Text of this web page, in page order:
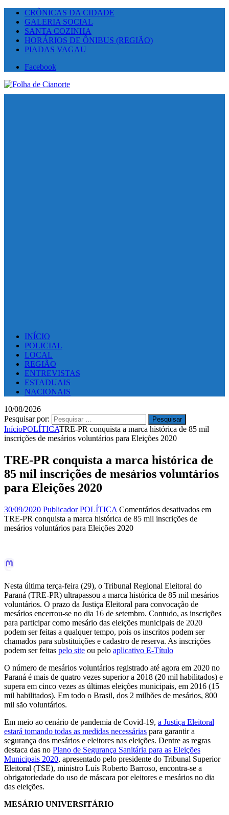
CRÔNICAS DA CIDADE
GALERIA SOCIAL
SANTA COZINHA
HORÁRIOS DE ÔNIBUS (REGIÃO)
PIADAS VAGAU
Facebook
INÍCIO
POLICIAL
LOCAL
REGIÃO
ENTREVISTAS
ESTADUAIS
NACIONAIS
10/08/2026
Pesquisar por:
InícioPOLÍTICATRE-PR conquista a marca histórica de 85 mil
inscrições de mesários voluntários para Eleições 2020
TRE-PR conquista a marca histórica de
85 mil inscrições de mesários voluntários
para Eleições 2020
30/09/2020 Publicador POLÍTICA Comentários desativados em
TRE-PR conquista a marca histórica de 85 mil inscrições de
mesários voluntários para Eleições 2020
Nesta última terça-feira (29), o Tribunal Regional Eleitoral do
Paraná (TRE-PR) ultrapassou a marca histórica de 85 mil mesários
voluntários. O prazo da Justiça Eleitoral para convocação de
mesários encerrou-se no dia 16 de setembro. Contudo, as inscrições
para participar como mesário das eleições municipais de 2020
podem ser feitas a qualquer tempo, pois os inscritos podem ser
chamados para substituições e cadastro de reserva. As inscrições
podem ser feitas pelo site ou pelo aplicativo E-Título
O número de mesários voluntários registrado até agora em 2020 no
Paraná é mais de quatro vezes superior a 2018 (20 mil habilitados) e
supera em cinco vezes as últimas eleições municipais, em 2016 (15
mil habilitados). Em todo o Brasil, dos 2 milhões de mesários, 800
mil são voluntários.
Em meio ao cenário de pandemia de Covid-19, a Justiça Eleitoral
estará tomando todas as medidas necessárias para garantir a
segurança dos mesários e eleitores nas eleições. Dentre as regras
destaca das no Plano de Segurança Sanitária para as Eleições
Municipais 2020, apresentado pelo presidente do Tribunal Superior
Eleitoral (TSE), ministro Luís Roberto Barroso, encontra-se a
obrigatoriedade do uso de máscara por eleitores e mesários no dia
das eleições.
MESÁRIO UNIVERSITÁRIO